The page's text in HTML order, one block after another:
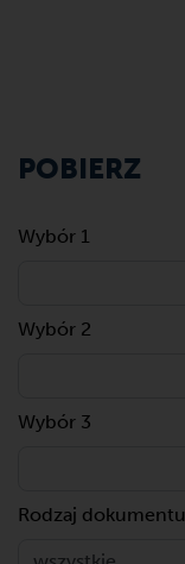
POBIERZ
Wybór 1
Wybór 2
Wybór 3
Rodzaj dokumentu